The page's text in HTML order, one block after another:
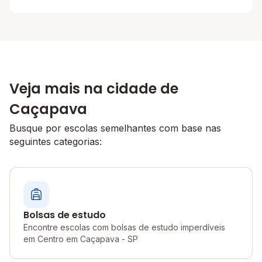
Veja mais na cidade de
Caçapava
Busque por escolas semelhantes com base nas
seguintes categorias:
Bolsas de estudo
Encontre escolas com bolsas de estudo imperdíveis
em Centro em Caçapava - SP